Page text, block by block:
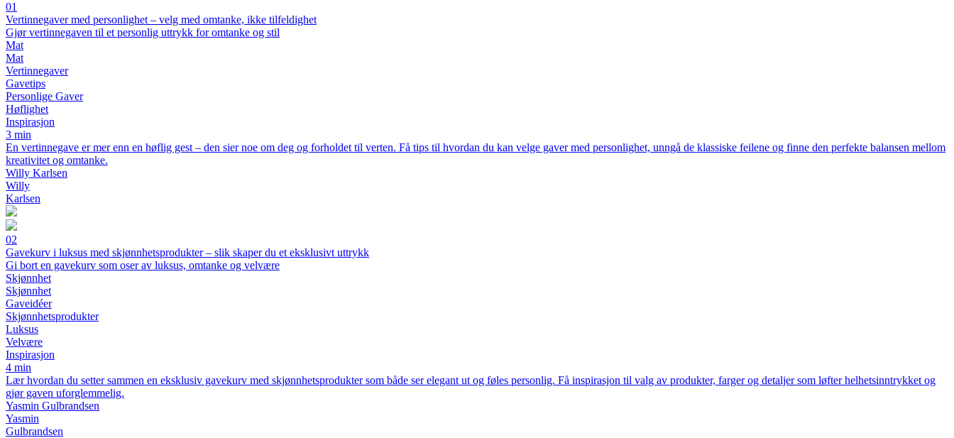
01
Vertinnegaver med personlighet – velg med omtanke, ikke tilfeldighet
Gjør vertinnegaven til et personlig uttrykk for omtanke og stil
Mat
Mat
Vertinnegaver
Gavetips
Personlige Gaver
Høflighet
Inspirasjon
3 min
En vertinnegave er mer enn en høflig gest – den sier noe om deg og forholdet til verten. Få tips til hvordan du kan velge gaver med personlighet, unngå de klassiske feilene og finne den perfekte balansen mellom
kreativitet og omtanke.
Willy Karlsen
Willy
Karlsen
02
Gavekurv i luksus med skjønnhetsprodukter – slik skaper du et eksklusivt uttrykk
Gi bort en gavekurv som oser av luksus, omtanke og velvære
Skjønnhet
Skjønnhet
Gaveidéer
Skjønnhetsprodukter
Luksus
Velvære
Inspirasjon
4 min
Lær hvordan du setter sammen en eksklusiv gavekurv med skjønnhetsprodukter som både ser elegant ut og føles personlig. Få inspirasjon til valg av produkter, farger og detaljer som løfter helhetsinntrykket og
gjør gaven uforglemmelig.
Yasmin Gulbrandsen
Yasmin
Gulbrandsen